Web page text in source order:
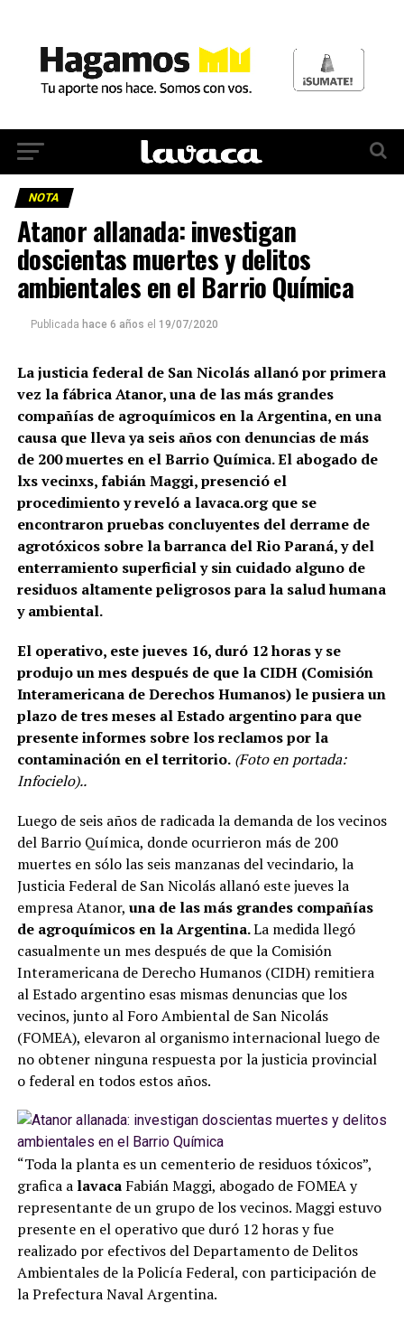
NOTA
Atanor allanada: investigan
doscientas muertes y delitos
ambientales en el Barrio Química
Publicada hace 6 años el 19/07/2020
La justicia federal de San Nicolás allanó por primera
vez la fábrica Atanor, una de las más grandes
compañías de agroquímicos en la Argentina, en una
causa que lleva ya seis años con denuncias de más
de 200 muertes en el Barrio Química. El abogado de
lxs vecinxs, fabián Maggi, presenció el
procedimiento y reveló a lavaca.org que se
encontraron pruebas concluyentes del derrame de
agrotóxicos sobre la barranca del Rio Paraná, y del
enterramiento superficial y sin cuidado alguno de
residuos altamente peligrosos para la salud humana
y ambiental.
El operativo, este jueves 16, duró 12 horas y se
produjo un mes después de que la CIDH (Comisión
Interamericana de Derechos Humanos) le pusiera un
plazo de tres meses al Estado argentino para que
presente informes sobre los reclamos por la
contaminación en el territorio. (Foto en portada:
Infocielo)..
Luego de seis años de radicada la demanda de los vecinos
del Barrio Química, donde ocurrieron más de 200
muertes en sólo las seis manzanas del vecindario, la
Justicia Federal de San Nicolás allanó este jueves la
empresa Atanor, una de las más grandes compañías
de agroquímicos en la Argentina.La medida llegó
casualmente un mes después de que la Comisión
Interamericana de Derecho Humanos (CIDH) remitiera
al Estado argentino esas mismas denuncias que los
vecinos, junto al Foro Ambiental de San Nicolás
(FOMEA), elevaron al organismo internacional luego de
no obtener ninguna respuesta por la justicia provincial
o federal en todos estos años.
“Toda la planta es un cementerio de residuos tóxicos”,
grafica a lavacaFabián Maggi, abogado de FOMEA y
representante de un grupo de los vecinos. Maggi estuvo
presente en el operativo que duró 12 horas y fue
realizado por efectivos del Departamento de Delitos
Ambientales de la Policía Federal, con participación de
la Prefectura Naval Argentina.